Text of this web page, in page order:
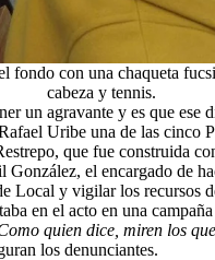
fondo con una chaqueta
cabeza y tennis.
un agravante y es que ese
Uribe una de las cinco
que fue construida
González, el encargado de
Local y vigilar los recursos
en el acto en una
quien dice, miren los
los denunciantes.